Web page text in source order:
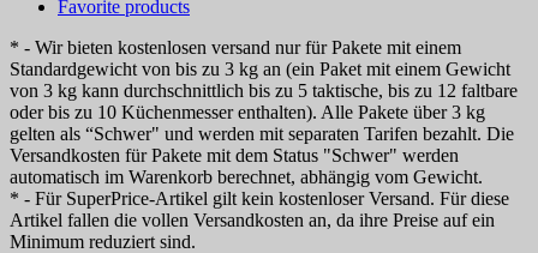
Favorite products
* - Wir bieten kostenlosen versand nur für Pakete mit einem
Standardgewicht von bis zu 3 kg an (ein Paket mit einem Gewicht
von 3 kg kann durchschnittlich bis zu 5 taktische, bis zu 12 faltbare
oder bis zu 10 Küchenmesser enthalten). Alle Pakete über 3 kg
gelten als “Schwer" und werden mit separaten Tarifen bezahlt. Die
Versandkosten für Pakete mit dem Status "Schwer" werden
automatisch im Warenkorb berechnet, abhängig vom Gewicht.
* - Für SuperPrice-Artikel gilt kein kostenloser Versand. Für diese
Artikel fallen die vollen Versandkosten an, da ihre Preise auf ein
Minimum reduziert sind.